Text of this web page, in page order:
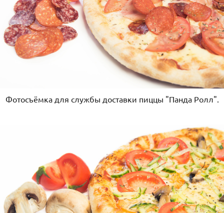
Фотосъёмка для службы доставки пиццы "Панда Ролл".